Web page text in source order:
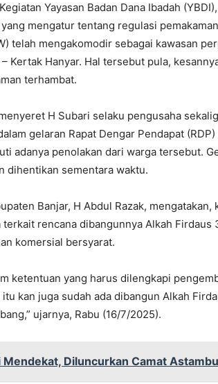
Yayasan Badan Dana Ibadah
mengatur tentang regulasi
telah mengakomodir sebagai kawasan
Kertak Hanyar. Hal tersebut pula,
terhambat.
H Subari selaku pengusaha
gelaran Rapat Dengar Pendapat
adanya penolakan dari warga tersebut.
dihentikan sementara waktu.
Banjar, H Abdul Razak, mengatakan,
rencana dibangunnya Alkah Firdaus
komersial bersyarat.
ketentuan yang harus dilengkapi
kan juga sudah ada dibangun Alkah
ujarnya, Rabu (16/7/2025).
Mendekat, Diluncurkan Camat